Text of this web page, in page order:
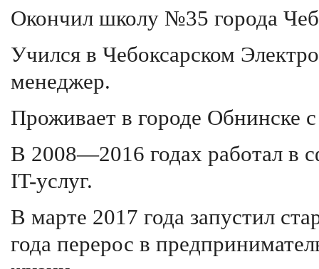
Окончил школу №35 города
Учился в Чебоксарском
менеджер.
Проживает в городе Обнинске
В 2008—2016 годах работал в
IT-услуг.
В марте 2017 года запустил
года перерос в